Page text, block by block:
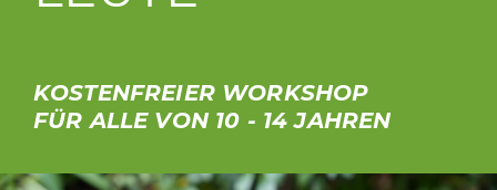
INFO
KOSTENFREIER WORKSHOP
FÜR ALLE VON 10 - 14 JAHREN